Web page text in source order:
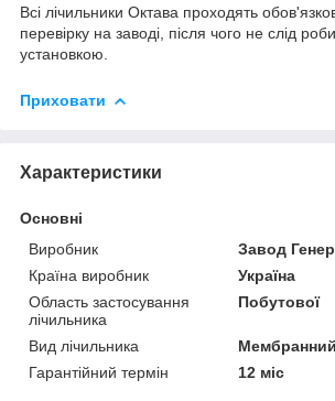
Всі лічильники Октава проходять
перевірку на заводі, після чого не слід
установкою.
Приховати
Характеристики
Основні
Виробник
Завод
Країна виробник
Україна
Область застосування
лічильника
Побутової
Вид лічильника
Мембранний
Гарантійний термін
12 міс